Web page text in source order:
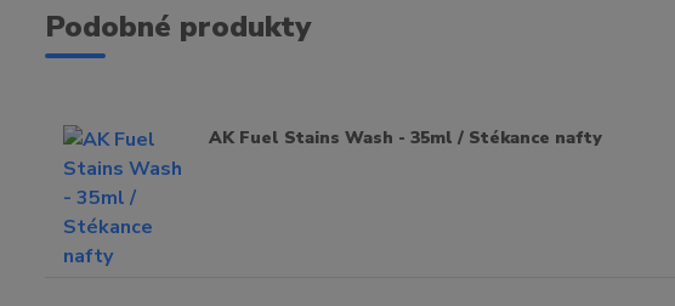
Podobné produkty
AK Fuel Stains Wash - 35ml / Stékance nafty